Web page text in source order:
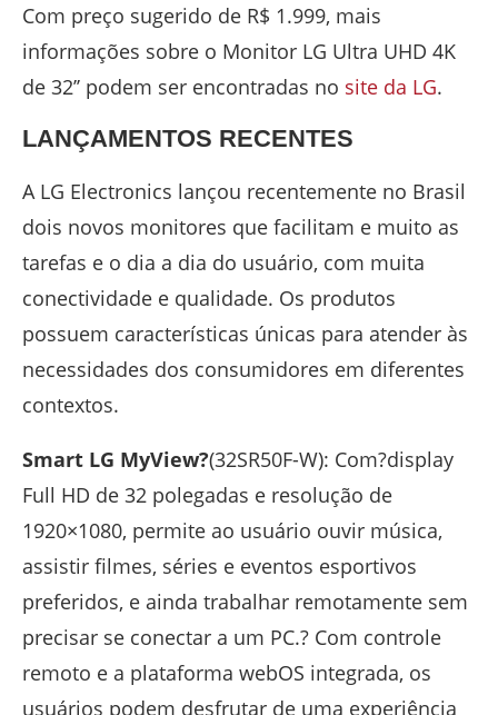
Com preço sugerido de R$ 1.999, mais
informações sobre o Monitor LG Ultra UHD 4K
de 32’’ podem ser encontradas no site da LG.
LANÇAMENTOS RECENTES
A LG Electronics lançou recentemente no Brasil
dois novos monitores que facilitam e muito as
tarefas e o dia a dia do usuário, com muita
conectividade e qualidade. Os produtos
possuem características únicas para atender às
necessidades dos consumidores em diferentes
contextos.
Smart LG MyView?(32SR50F-W): Com?display
Full HD de 32 polegadas e resolução de
1920×1080, permite ao usuário ouvir música,
assistir filmes, séries e eventos esportivos
preferidos, e ainda trabalhar remotamente sem
precisar se conectar a um PC.? Com controle
remoto e a plataforma webOS integrada, os
usuários podem desfrutar de uma experiência